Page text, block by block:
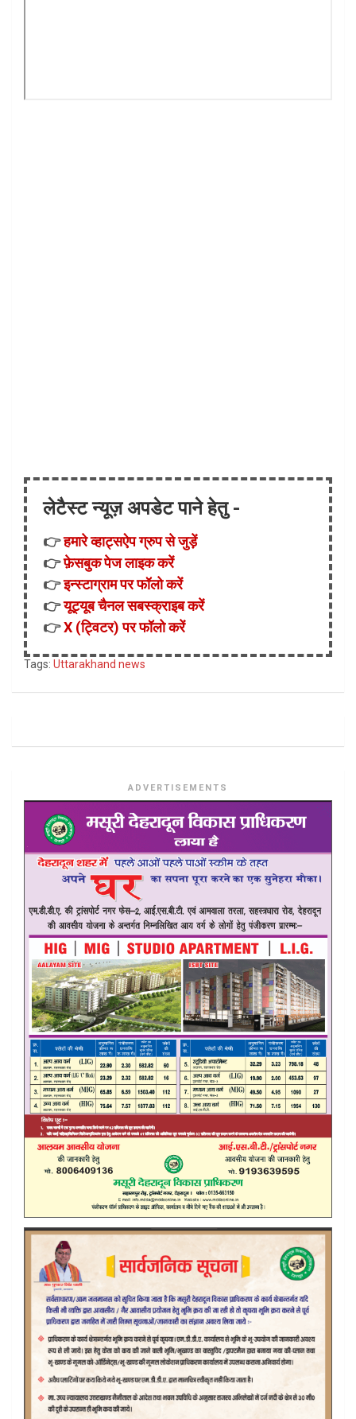
लेटैस्ट न्यूज़ अपडेट पाने हेतु -
👉हमारे व्हाट्सऐप ग्रुप से जुड़ें
👉फ़ेसबुक पेज लाइक करें
👉इन्स्टाग्राम पर फॉलो करें
👉यूट्यूब चैनल सबस्क्राइब करें
👉X (ट्विटर) पर फॉलो करें
Tags: Uttarakhand news
ADVERTISEMENTS